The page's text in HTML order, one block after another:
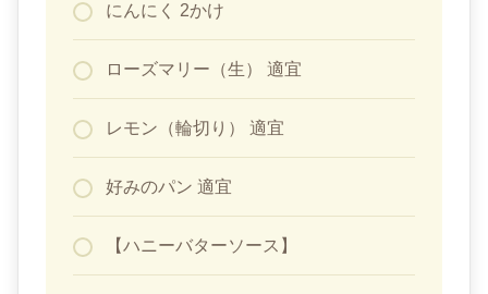
にんにく 2かけ
ローズマリー（生） 適宜
レモン（輪切り） 適宜
好みのパン 適宜
【ハニーバターソース】